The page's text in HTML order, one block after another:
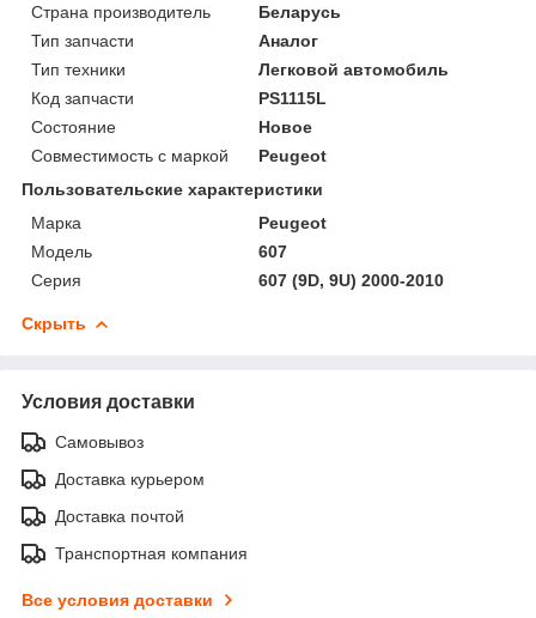
Страна производитель
Беларусь
Тип запчасти
Аналог
Тип техники
Легковой автомобиль
Код запчасти
PS1115L
Состояние
Новое
Совместимость с маркой
Peugeot
Пользовательские характеристики
Марка
Peugeot
Модель
607
Серия
607 (9D, 9U) 2000-2010
Скрыть
Условия доставки
Самовывоз
Доставка курьером
Доставка почтой
Транспортная компания
Все условия доставки